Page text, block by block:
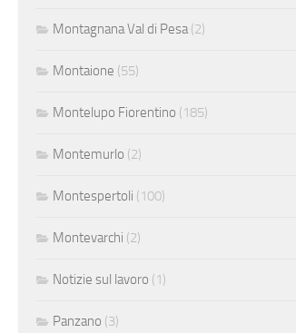
Montagnana Val di Pesa(2)
Montaione (55)
Montelupo Fiorentino (185)
Montemurlo (2)
Montespertoli (100)
Montevarchi (2)
Notizie sul lavoro (1)
Panzano (3)